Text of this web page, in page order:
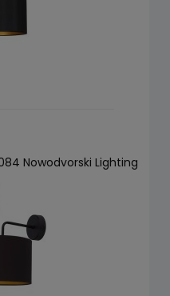
Nowodvorski Lighting